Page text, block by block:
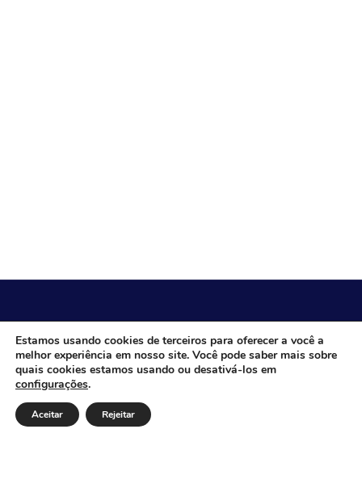
CÂMARA MUNICIPAL DE ITACARAMBI - MG
Endereço: Av. Juca Nascimento, n.º 240, Nossa Senhora de
Fátima, Itacarambi/MG – CEP: 39470-000 Email: Telefone:
Horário de Funcionamento: De segunda-à sexta-feira das
Estamos usando cookies de terceiros para oferecer a você a
melhor experiência em nosso site. Você pode saber mais sobre
quais cookies estamos usando ou desativá-los em
configurações.
Aceitar Rejeitar